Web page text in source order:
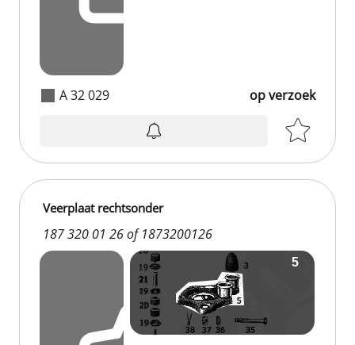
A 32 029 op verzoek
Veerplaat rechtsonder
187 320 01 26 of 1873200126